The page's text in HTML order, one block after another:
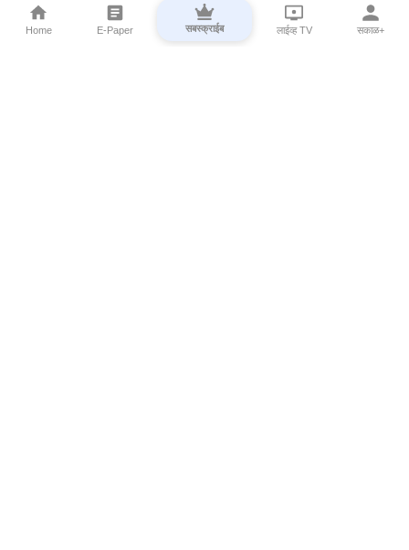
Home E-Paper सबस्क्राईब लाईव्ह TV सकाळ+